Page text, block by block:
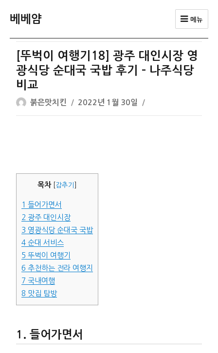
베베얌 메뉴
[뚜벅이 여행기18] 광주 대인시장 영
광식당 순대국 국밥 후기 – 나주식당
비교
글
쓴
붉은맛치킨
작
성
2022년 1월 30일
목차 감추기
1 들어가면서
2 광주 대인시장
3 영광식당 순대국 국밥
4순대 서비스
5 뚜벅이 여행기
6 추천하는 전라 여행지
7 국내여행
8 맛집 탐방
들어가면서